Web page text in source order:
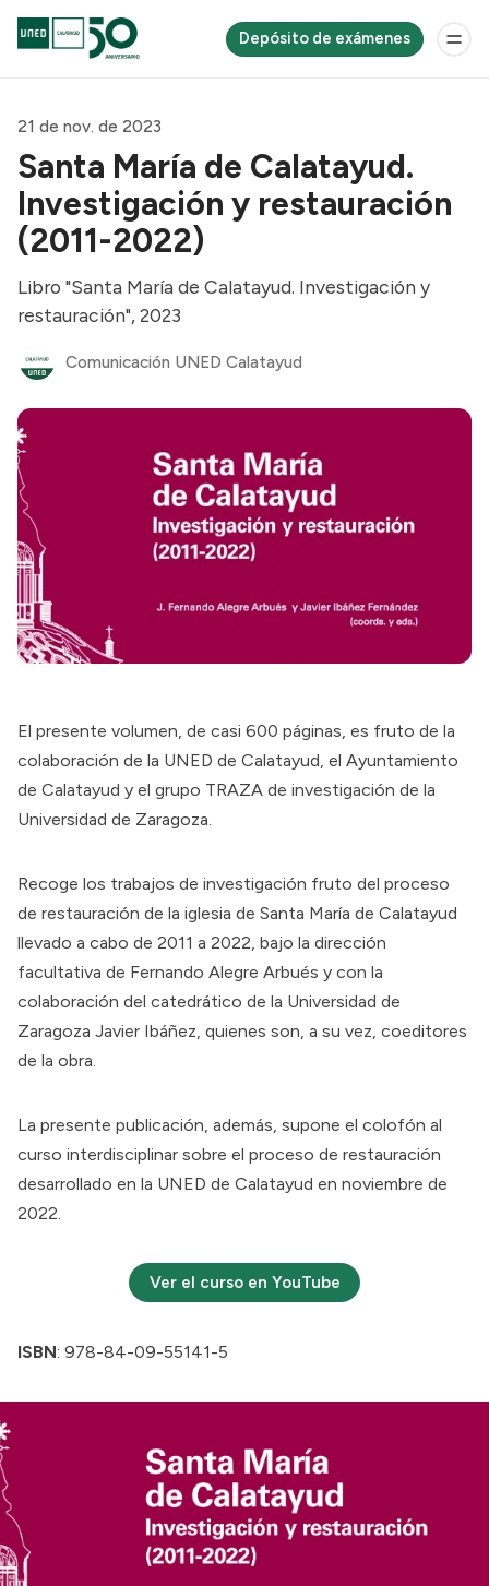
Depósito de exámenes
21 de nov. de 2023
Santa María de Calatayud.
Investigación y restauración
(2011-2022)
Libro "Santa María de Calatayud. Investigación y
restauración", 2023
Comunicación UNED Calatayud
El presente volumen, de casi 600 páginas, es fruto de la
colaboración de la UNED de Calatayud, el Ayuntamiento
de Calatayud y el grupo TRAZA de investigación de la
Universidad de Zaragoza.
Recoge los trabajos de investigación fruto del proceso
de restauración de la iglesia de Santa María de Calatayud
llevado a cabo de 2011 a 2022, bajo la dirección
facultativa de Fernando Alegre Arbués y con la
colaboración del catedrático de la Universidad de
Zaragoza Javier Ibáñez, quienes son, a su vez, coeditores
de la obra.
La presente publicación, además, supone el colofón al
curso interdisciplinar sobre el proceso de restauración
desarrollado en la UNED de Calatayud en noviembre de
2022.
Ver el curso en YouTube
ISBN: 978-84-09-55141-5